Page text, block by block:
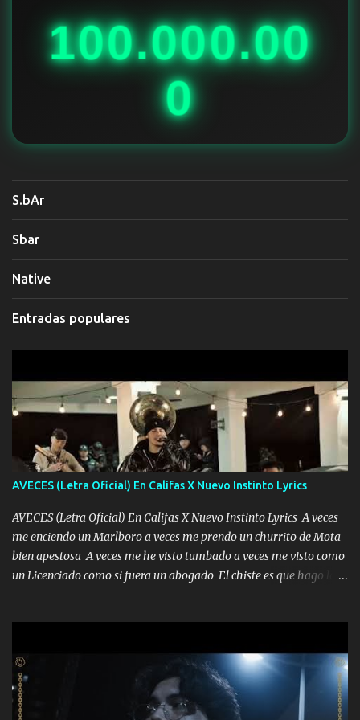
100.000.00
0
S.bAr
Sbar
Native
Entradas populares
AVECES (Letra Oficial) En Califas X Nuevo Instinto Lyrics
AVECES (Letra Oficial) En Califas X Nuevo Instinto Lyrics A veces
me enciendo un Marlboro a veces me prendo un churrito de Mota
bien apestosa A veces me he visto tumbado a veces me visto como
un Licenciado como si fuera un abogado El chiste es que hago lo
corriente no quieren verte subir de level trucha mis plebes Música
A veces me pongo un sombrero a veces me ven la cachucha de lado
con la mirada siempre en alto A veces me fajó una super o a veces
me fajó una Glock siempre armado todas las generaciones yo